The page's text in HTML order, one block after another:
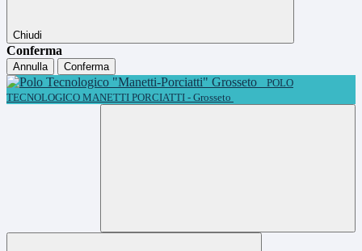
Chiudi
Conferma
Annulla
Conferma
POLO
TECNOLOGICO MANETTI PORCIATTI - Grosseto